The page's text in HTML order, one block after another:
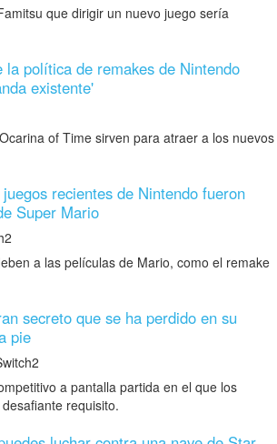
que dirigir un nuevo juego sería
la política de remakes de Nintendo
existente'
of Time sirven para atraer a los nuevos
recientes de Nintendo fueron
Super Mario
a las películas de Mario, como el remake
secreto que se ha perdido en su
pie
a pantalla partida en el que los
requisito.